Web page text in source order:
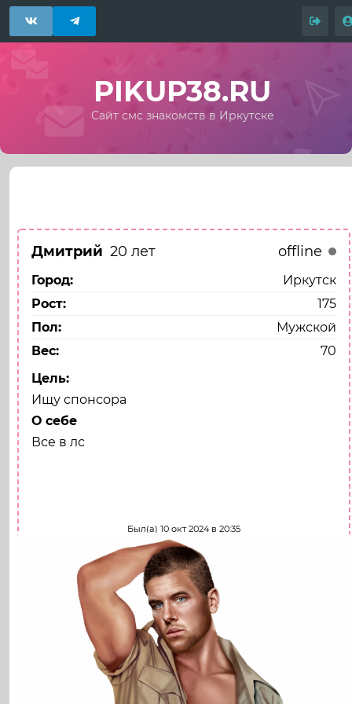
PIKUP38.RU
Сайт смс знакомств в Иркутске
Дмитрий 20 лет offline
Город:
Иркутск
Рост:
175
Пол:
Мужской
Вес:
70
Цель:
Ищу спонсора
О себе
Все в лс
Был(а) 10 окт 2024 в 20:35